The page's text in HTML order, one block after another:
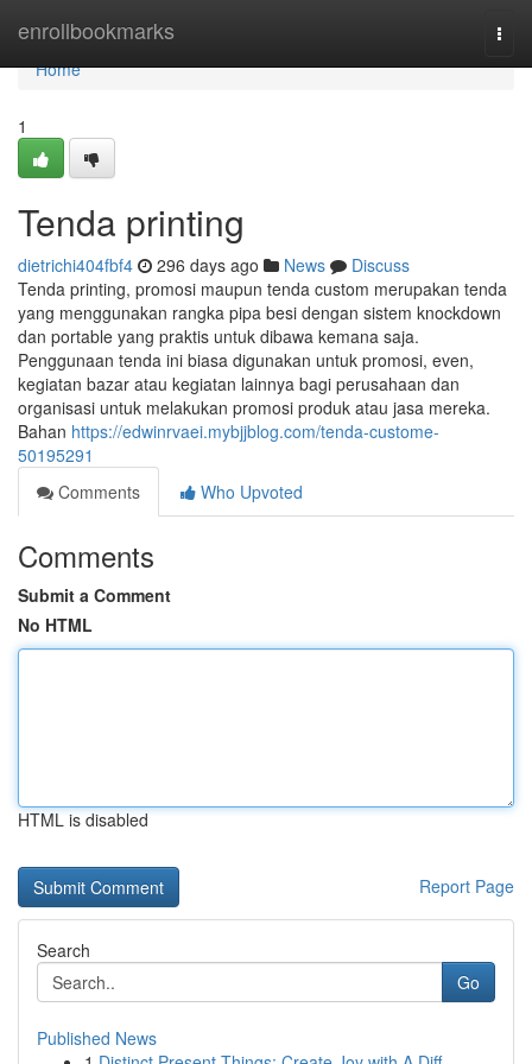
enrollbookmarks
Home
Home
1
Tenda printing
dietrichi404fbf4 296 days ago News
Discuss
Tenda printing, promosi maupun tenda custom merupakan tenda
yang menggunakan rangka pipa besi dengan sistem knockdown
dan portable yang praktis untuk dibawa kemana saja.
Penggunaan tenda ini biasa digunakan untuk promosi, even,
kegiatan bazar atau kegiatan lainnya bagi perusahaan dan
organisasi untuk melakukan promosi produk atau jasa mereka.
Bahan https://edwinrvaei.mybjjblog.com/tenda-custome-
50195291
Comments
Who Upvoted
Comments
Submit a Comment
No HTML
HTML is disabled
Report Page
Search
Go
Published News